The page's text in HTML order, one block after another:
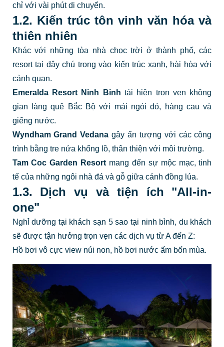
chỉ với vài phút di chuyển.
1.2. Kiến trúc tôn vinh văn hóa và
thiên nhiên
Khác với những tòa nhà chọc trời ở thành phố, các
resort tại đây chú trọng vào kiến trúc xanh, hài hòa với
cảnh quan.
Emeralda Resort Ninh Binh tái hiện trọn vẹn không
gian làng quê Bắc Bộ với mái ngói đỏ, hàng cau và
giếng nước.
Wyndham Grand Vedana gây ấn tượng với các công
trình bằng tre nứa khổng lồ, thân thiện với môi trường.
Tam Coc Garden Resort mang đến sự mộc mạc, tinh
tế của những ngôi nhà đá và gỗ giữa cánh đồng lúa.
1.3. Dịch vụ và tiện ích "All-in-
one"
Nghỉ dưỡng tại khách sạn 5 sao tại ninh bình, du khách
sẽ được tận hưởng trọn vẹn các dịch vụ từ A đến Z:
Hồ bơi vô cực view núi non, hồ bơi nước ấm bốn mùa.